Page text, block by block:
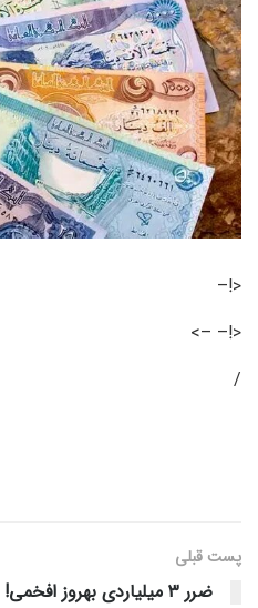
<!–
<!– –>
/
پست قبلی
ضرر 3 میلیاردی بهروز افخمی!